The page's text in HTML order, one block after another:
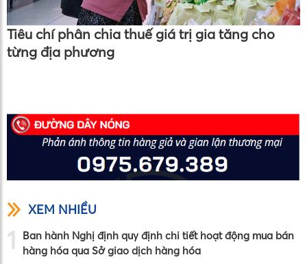
Tiêu chí phân chia thuế giá trị gia tăng cho
từng địa phương
XEM NHIỀU
1
Ban hành Nghị định quy định chi tiết hoạt động mua bán
hàng hóa qua Sở giao dịch hàng hóa